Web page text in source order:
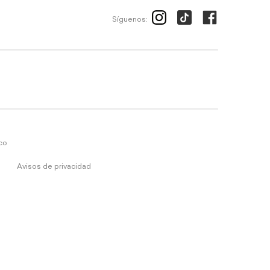
Síguenos:
Avisos de privacidad